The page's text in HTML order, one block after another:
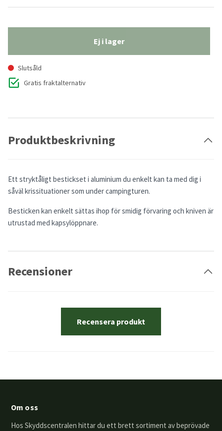
Ej i lager
Slutsåld
Gratis fraktalternativ
Produktbeskrivning
Ett stryktåligt bestickset i aluminium du enkelt kan ta med dig i
såväl krissituationer som under campingturen.
Besticken kan enkelt sättas ihop för smidig förvaring och kniven är
utrustad med kapsylöppnare.
Recensioner
Recensera produkt
Om oss
Hos Skyddscentralen hittar du ett brett sortiment av beprövade